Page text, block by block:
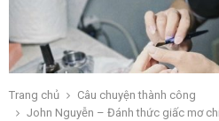
Trang chủ
Câu chuyện thành công
John Nguyễn – Đánh thức giấc mơ